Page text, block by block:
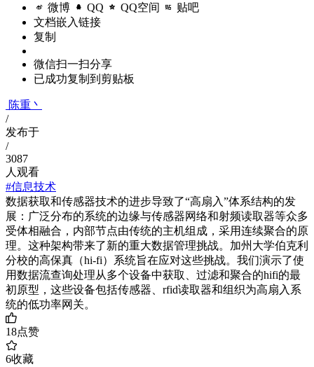
微博 QQ QQ空间 贴吧
文档嵌入链接
复制
微信扫一扫分享
已成功复制到剪贴板
陈重丶
/
发布于
/
3087
人观看
#信息技术
数据获取和传感器技术的进步导致了“高扇入”体系结构的发
展：广泛分布的系统的边缘与传感器网络和射频读取器等众多
受体相融合，内部节点由传统的主机组成，采用连续聚合的原
理。这种架构带来了新的重大数据管理挑战。加州大学伯克利
分校的高保真（hi-fi）系统旨在应对这些挑战。我们演示了使
用数据流查询处理从多个设备中获取、过滤和聚合的hifi的最
初原型，这些设备包括传感器、rfid读取器和组织为高扇入系
统的低功率网关。
18点赞
6收藏